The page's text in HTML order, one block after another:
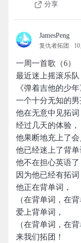
分享
JamesPeng
复仇者拓团
一周一首歌（6）
最近迷上摇滚乐
《弹着吉他的少年
一个十分无知的男
他在无意中见拓词
经过几天的体验，
他果断地充上了会
他已经迷上了背单
他不在担心英语了
因为他已经有拓词
他正在背单词，
（在背单词，在背
爱上背单词，
（在背单词，在背
来我们拓团！